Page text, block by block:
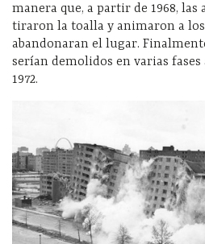
manera que, a partir de 1968,
tiraron la toalla y animaron a los
abandonaran el lugar.
serían demolidos en varias
1972.